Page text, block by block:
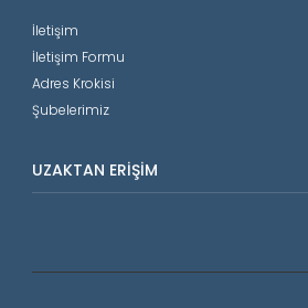
İletişim
İletişim Formu
Adres Krokisi
Şubelerimiz
UZAKTAN ERIŞIM